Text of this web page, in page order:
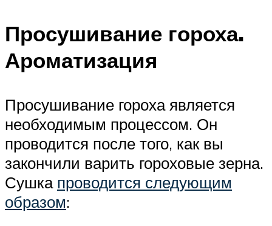
Просушивание гороха.
Ароматизация
Просушивание гороха является
необходимым процессом. Он
проводится после того, как вы
закончили варить гороховые зерна.
Сушка проводится следующим
образом: